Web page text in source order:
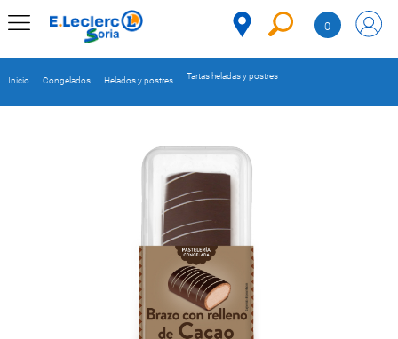
Código
0
CORPORATIVO
MERCADO
Inicio Congelados Helados y postres Tartas heladas y postres